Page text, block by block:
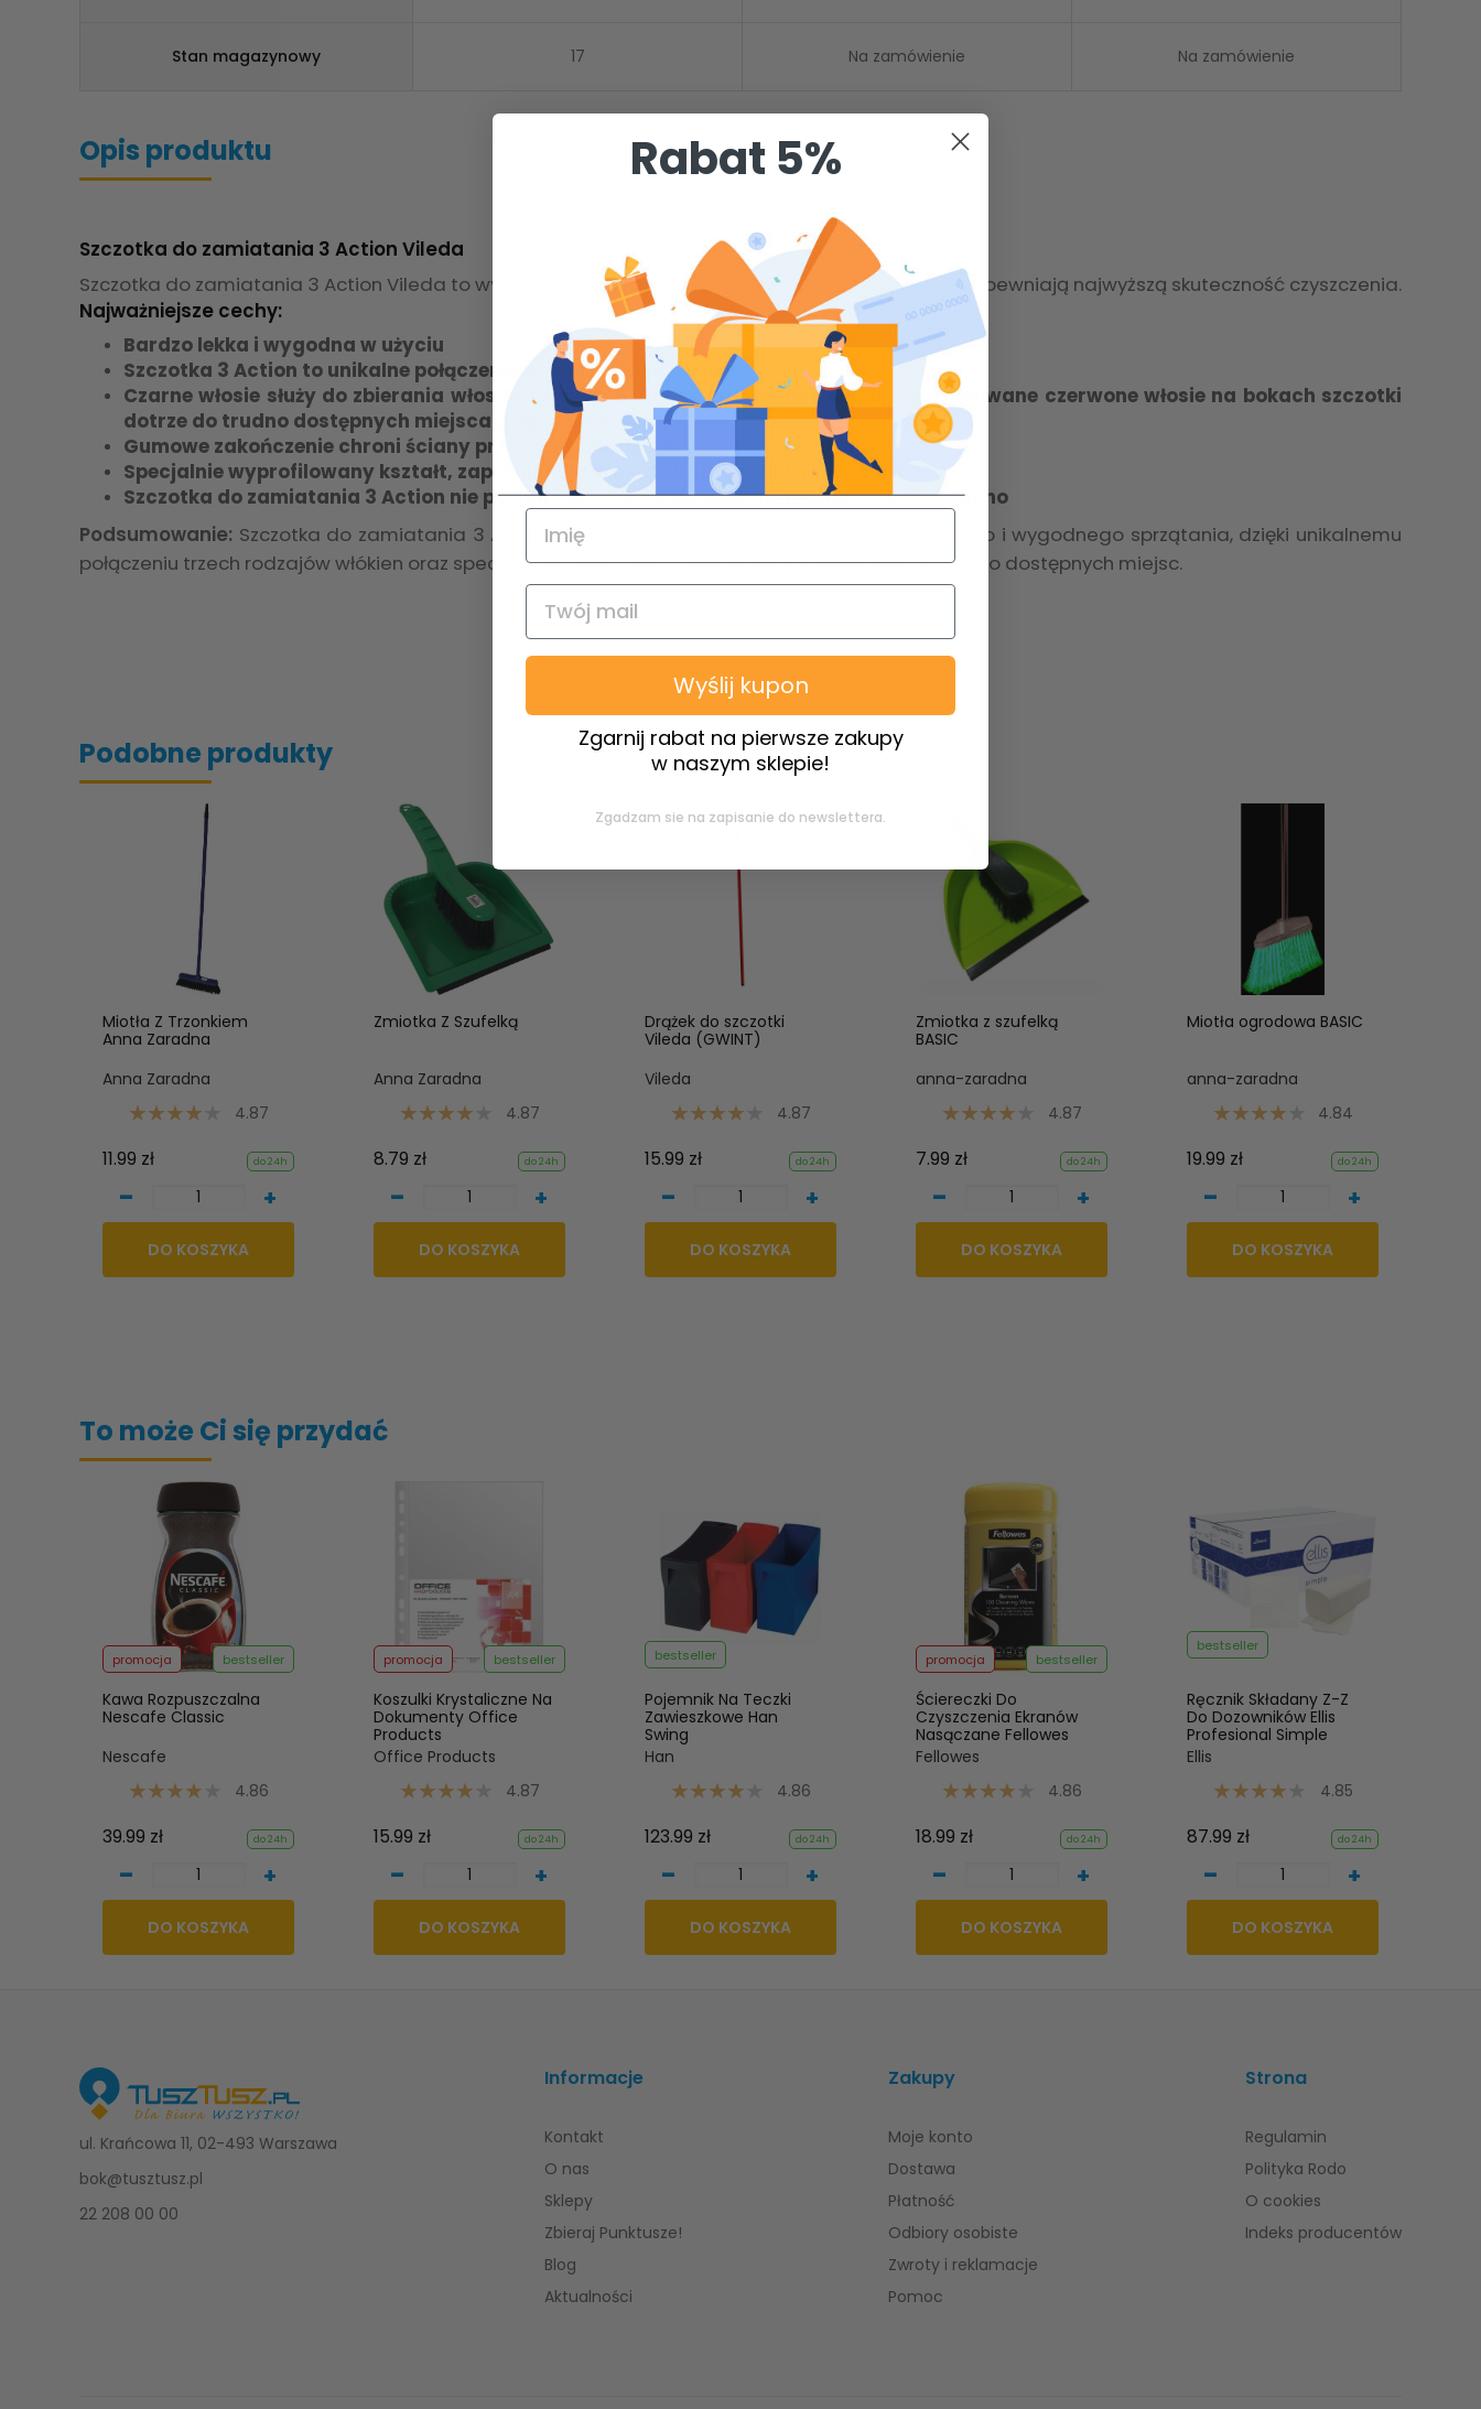
Stan magazynowy 17 Na zamówienie Na zamówienie
Opis produktu
Szczotka do zamiatania 3 Action Vileda
Szczotka do zamiatania 3 Action Vileda to wyjątkowe połączenie trzech rodzajów włókien, które zapewniają najwyższą skuteczność czyszczenia.
Najważniejsze cechy:
Bardzo lekka i wygodna w użyciu
Szczotka 3 Action to unikalne połączenie trzech rodzajów włosia
Czarne włosie służy do zbierania włosów i sierści, szare do zamiatania kurzu, wyprofilowane czerwone włosie na bokach szczotki
dotrze do trudno dostępnych miejscach np. kątów
Gumowe zakończenie chroni ściany przed uszkodzeniami w czasie sprzątania
Specjalnie wyprofilowany kształt, zapewnia dotarcie do każdego kąta i narożników
Szczotka do zamiatania 3 Action nie posiada drążka; kij do szczotki można dokupić osobno
Podsumowanie: Szczotka do zamiatania 3 Action Vileda to doskonałe narzędzie do skutecznego i wygodnego sprzątania, dzięki unikalnemu
połączeniu trzech rodzajów włókien oraz specjalnemu kształtowi, który umożliwia dotarcie do trudno dostępnych miejsc.
Podobne produkty
Miotła Z Trzonkiem
Anna Zaradna
Anna Zaradna
4.87
11.99 zł do 24h
- +
DO KOSZYKA
Zmiotka Z Szufelką
Anna Zaradna
4.87
8.79 zł do 24h
- +
DO KOSZYKA
Drążek do szczotki
Vileda (GWINT)
Vileda
4.87
15.99 zł do 24h
- +
DO KOSZYKA
Zmiotka z szufelką
BASIC
anna-zaradna
4.87
7.99 zł do 24h
- +
DO KOSZYKA
Miotła ogrodowa BASIC
anna-zaradna
4.84
19.99 zł do 24h
- +
DO KOSZYKA
To może Ci się przydać
promocja bestseller
Kawa Rozpuszczalna
Nescafe Classic
Nescafe
4.86
39.99 zł do 24h
- +
DO KOSZYKA
promocja bestseller
Koszulki Krystaliczne Na
Dokumenty Office
Products
Office Products
4.87
15.99 zł do 24h
- +
DO KOSZYKA
bestseller
Pojemnik Na Teczki
Zawieszkowe Han
Swing
Han
4.86
123.99 zł do 24h
- +
DO KOSZYKA
promocja bestseller
Ściereczki Do
Czyszczenia Ekranów
Nasączane Fellowes
Fellowes
4.86
18.99 zł do 24h
- +
DO KOSZYKA
bestseller
Ręcznik Składany Z-Z
Do Dozowników Ellis
Profesional Simple
Ellis
4.85
87.99 zł do 24h
- +
DO KOSZYKA
ul. Krańcowa 11, 02-493 Warszawa
bok@tusztusz.pl
22 208 00 00
Informacje
Kontakt
O nas
Sklepy
Zbieraj Punktusze!
Blog
Aktualności
Zakupy
Moje konto
Dostawa
Płatność
Odbiory osobiste
Zwroty i reklamacje
Pomoc
Strona
Regulamin
Polityka Rodo
O cookies
Indeks producentów
Rabat 5%
Wyślij kupon
Zgarnij rabat na pierwsze zakupy
w naszym sklepie!
Zgadzam sie na zapisanie do newslettera.